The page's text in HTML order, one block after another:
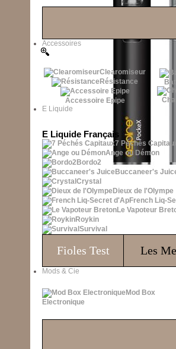
Accessoires
Clearomiseur
Résistance
Accessoire Epipe
E Liquide
E Liquide Français
7 Péchés
Ange ou Démon
Bordo2
Buccaneer's
Crystal
Dieux de l'Olympe
French Liq-
Le Vapoteur
Roykin
Survival
Fioles Test Les
Mods & Cie
Mod Box
Electronique